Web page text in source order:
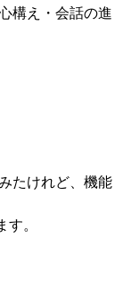
構え・会話の進
たけれど、機能
。